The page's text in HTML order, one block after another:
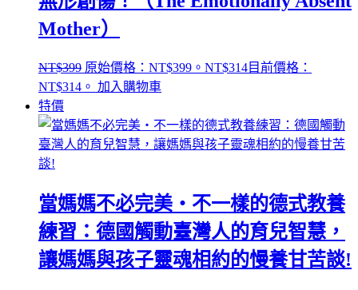
Mother）
NT$399 原始價格：NT$399。 NT$314目前價格：
NT$314。 加入購物車
特價
當媽媽不必完美‧不一樣的德式教養
練習：德國觸動臺灣人的育兒智慧，
讓媽媽與孩子靈魂相約的慢養甘苦談!